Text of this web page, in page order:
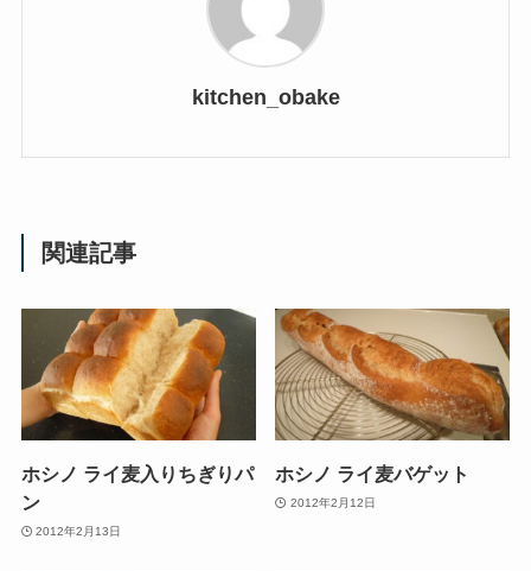
kitchen_obake
関連記事
ホシノ ライ麦入りちぎりパ
ン
2012年2月13日
ホシノ ライ麦バゲット
2012年2月12日